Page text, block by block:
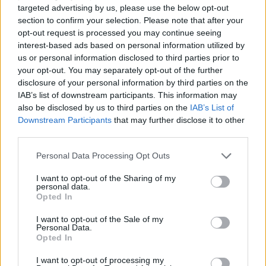
targeted advertising by us, please use the below opt-out
section to confirm your selection. Please note that after your
opt-out request is processed you may continue seeing
interest-based ads based on personal information utilized by
us or personal information disclosed to third parties prior to
your opt-out. You may separately opt-out of the further
disclosure of your personal information by third parties on the
IAB’s list of downstream participants. This information may
also be disclosed by us to third parties on the IAB’s List of
Downstream Participants that may further disclose it to other
Please note that this website/app uses one or more Google
not limited to your visit or usage behaviour. You may click to
grant or deny consent to Google and its third-party tags to
use your data for below specified purposes in below Google
consent section.
Personal Data Processing Opt Outs
I want to opt-out of the Sharing of my
personal data.
Opted In
I want to opt-out of the Sale of my
Personal Data.
Opted In
I want to opt-out of processing my
Les også:
Norsk totaldominans i Skandinavisk Cup
Norsk talent imponerer i prestisjetung FIS-
sprint
Jobber med å spikre terminlista
Arrangementsansvarlig i langrenn i Norges
Skiforbund Erik Husby, var nylig på nordisk
grenmøte i Tallinn blant annet for å forberede
– Vi jobbet blant annet med terminlista og
regelendringer foran kommende sesong. Dette
OPA-samarbeidet får ingen konsekvenser for
Skandinavisk Cup, sier Husby.